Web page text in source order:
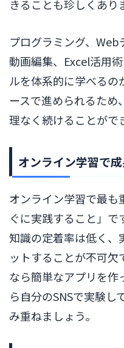
きることも珍しくあり
プログラミング、Web
動画編集、Excel活用
ルを体系的に学べるの
ースで進められるため
理なく続けることがで
オンライン学習で
オンライン学習で最も
ぐに実践すること」
知識の定着率は低く、
ットすることが不可
なら簡単なアプリを作
ら自分のSNSで実験し
み重ねましょう。